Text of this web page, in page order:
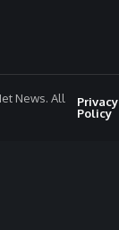
News. All
Privacy
Policy